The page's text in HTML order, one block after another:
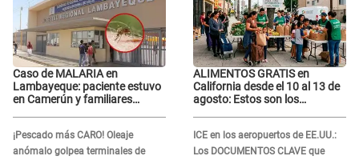
Caso de MALARIA en
Lambayeque: paciente estuvo
en Camerún y familiares
¡Pescado más CARO! Oleaje
anómalo golpea terminales de
ALIMENTOS GRATIS en
California desde el 10 al 13 de
agosto: Estos son los
ICE en los aeropuertos de EE.UU.:
Los DOCUMENTOS CLAVE que